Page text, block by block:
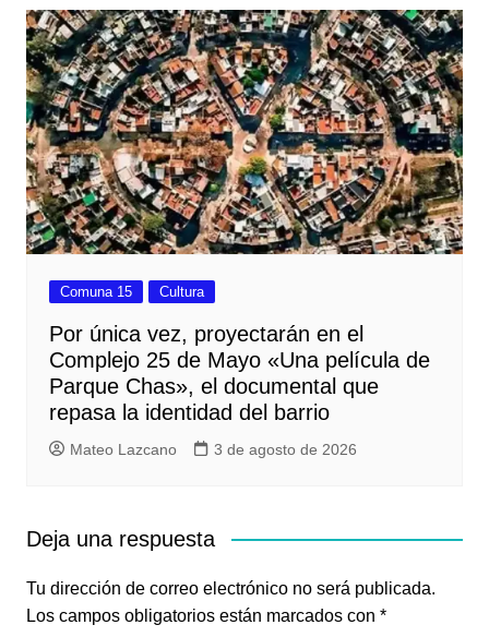
Comuna 15 Cultura
Por única vez, proyectarán en el
Complejo 25 de Mayo «Una película de
Parque Chas», el documental que
repasa la identidad del barrio
Mateo Lazcano 3 de agosto de 2026
Deja una respuesta
Tu dirección de correo electrónico no será publicada.
Los campos obligatorios están marcados con *